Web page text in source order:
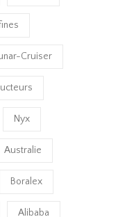
Cruiser
Nyx
Australie
Boralex
Alibaba